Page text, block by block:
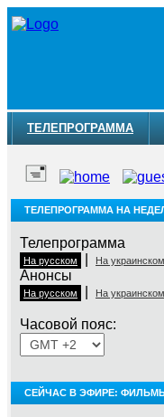
ТЕЛЕПРОГРАММА
ТЕЛЕПРОГРАММА НА
Телепрограмма
На русском На украинском
Анонсы
На русском На украинском
Часовой пояс:
СЕЙЧАС В ЭФИРЕ: